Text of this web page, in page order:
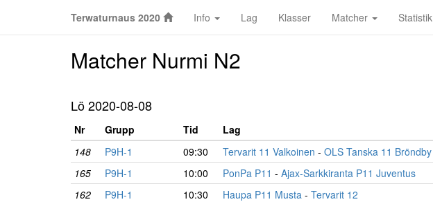
Terwaturnaus 2020 Info Lag Klasser Matcher Statistik
Matcher Nurmi N2
Lö 2020-08-08
Nr Grupp Tid Lag
148
P9H-1 09:30 Tervarit 11 Valkoinen - OLS Tanska 11 Bröndby
165
P9H-1 10:00 PonPa P11 - Ajax-Sarkkiranta P11 Juventus
162
P9H-1 10:30 Haupa P11 Musta - Tervarit 12